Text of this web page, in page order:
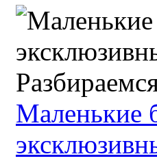
Маленькие